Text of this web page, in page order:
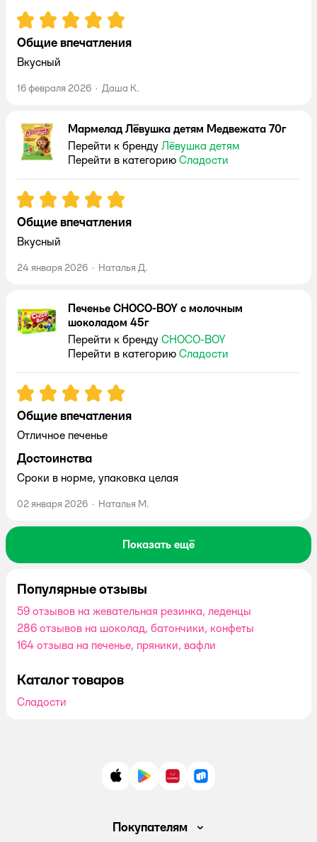
Рейтинг:5
Общие впечатления
Вкусный
16 февраля 2026 · Даша К.
Мармелад Лёвушка детям Медвежата 70г
Перейти к бренду Лёвушка детям
Перейти в категорию Сладости
Рейтинг:5
Общие впечатления
Вкусный
24 января 2026 · Наталья Д.
Печенье CHOCO-BOY с молочным
шоколадом 45г
Перейти к бренду CHOCO-BOY
Перейти в категорию Сладости
Рейтинг:5
Общие впечатления
Отличное печенье
Достоинства
Сроки в норме, упаковка целая
02 января 2026 · Наталья М.
Показать ещё
Популярные отзывы
59 отзывов на жевательная резинка, леденцы
286 отзывов на шоколад, батончики, конфеты
164 отзыва на печенье, пряники, вафли
Каталог товаров
Сладости
App StoreGoogle Play
AppGallery
RuStore
Покупателям